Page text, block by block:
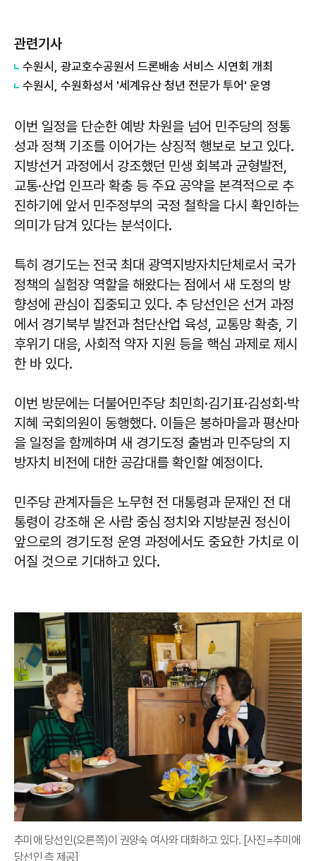
관련기사
수원시, 광교호수공원서 드론배송 서비스 시연회 개최
수원시, 수원화성서 '세계유산 청년 전문가 투어' 운영
이번 일정을 단순한 예방 차원을 넘어 민주당의 정통
성과 정책 기조를 이어가는 상징적 행보로 보고 있다.
지방선거 과정에서 강조했던 민생 회복과 균형발전,
교통·산업 인프라 확충 등 주요 공약을 본격적으로 추
진하기에 앞서 민주정부의 국정 철학을 다시 확인하는
의미가 담겨 있다는 분석이다.
특히 경기도는 전국 최대 광역지방자치단체로서 국가
정책의 실험장 역할을 해왔다는 점에서 새 도정의 방
향성에 관심이 집중되고 있다. 추 당선인은 선거 과정
에서 경기북부 발전과 첨단산업 육성, 교통망 확충, 기
후위기 대응, 사회적 약자 지원 등을 핵심 과제로 제시
한 바 있다.
이번 방문에는 더불어민주당 최민희·김기표·김성회·박
지혜 국회의원이 동행했다. 이들은 봉하마을과 평산마
을 일정을 함께하며 새 경기도정 출범과 민주당의 지
방자치 비전에 대한 공감대를 확인할 예정이다.
민주당 관계자들은 노무현 전 대통령과 문재인 전 대
통령이 강조해 온 사람 중심 정치와 지방분권 정신이
앞으로의 경기도정 운영 과정에서도 중요한 가치로 이
어질 것으로 기대하고 있다.
추미애 당선인(오른쪽)이 권양숙 여사와 대화하고 있다. [사진=추미애
당선인 측 제공]